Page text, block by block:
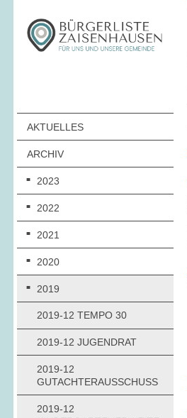
AKTUELLES
ARCHIV
2023
2022
2021
2020
2019
2019-12 TEMPO 30
2019-12 JUGENDRAT
2019-12
GUTACHTERAUSSCHUSS
2019-12